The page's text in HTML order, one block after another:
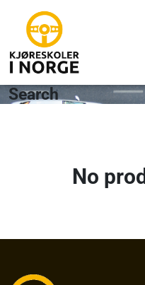
Search
No